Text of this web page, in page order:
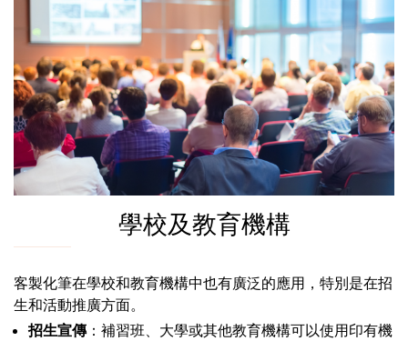
學校及教育機構
客製化筆在學校和教育機構中也有廣泛的應用，特別是在招
生和活動推廣方面。
招生宣傳：補習班、大學或其他教育機構可以使用印有機